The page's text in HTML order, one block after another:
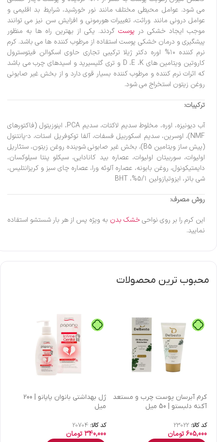
می شود. عوامل محیطی مختلف مانند نور خورشید، شرایط بد اقلیمی و
عوامل درونی مانند وراثت، تغییرات هورمونی و افزایش سن نیز می توانند
موجب ایجاد خشکی در پوست گردند. یکی از بهترین راه ها به منظور
پیشگیری و درمان خشکی پوست استفاده از مرطوب کننده ها می باشد. کرم
نرم کننده ۱۰% اوره دکتر ژیلا ترکیبی تجاری حاوی اسکوالن فیتوسترول
کاروتین ویتامین های D ،E ،K و تری گلیسیرید و اسیدهای چرب می باشد
که اثرات نرم کننده و مرطوب کننده بسیار قوی دارد و از بخش غیر صابونی
روغن زیتون استخراج می شود.
ترکیبات:
آب دیونیزه، اوره، مخلوط سدیم لاکتات، سدیم PCA، اینوزیتول (فاکتورهای
NMF)، اوسرین، سدیم اسکوربیل فسفات، آلفا توکوفریل استات، د-پانتنول
(پیش ساز ویتامین B5)، بخش غیر صابونی شوینده روغن زیتون، ستئاریل
اولیوات، سوربیتان اولیوات، عصاره بید کانادایی، سیکلو پنتا سیلوکسان،
دایمتیکونول، روغن بابونه، عصاره آلوئه ورا، عصاره چای سبز و کریزانتلیس،
شی باتر، ایزوتیازولین ۵/۱%، BHT
روش مصرف:
این کرم را بر روی نواحیخشک بدن به ویژه پس از هر بار شستشو استفاده
نمایید.
محبوب ترین محصولات
كرم آبرسان پوست چرب و مستعد
آکنه دلبستو | 50 میل
کد کالا: 23022
605,000تومان
ژل بهداشتی بانوان پاپانو | 200
میل
کد کالا: 20704
340,000تومان